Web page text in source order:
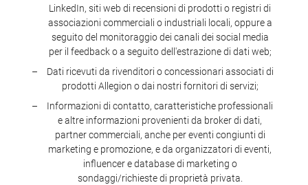
LinkedIn, siti web di recensioni di prodotti o registri di
associazioni commerciali o industriali locali, oppure a
seguito del monitoraggio dei canali dei social media
per il feedback o a seguito dell'estrazione di dati web;
Dati ricevuti da rivenditori o concessionari associati di
prodotti Allegion o dai nostri fornitori di servizi;
Informazioni di contatto, caratteristiche professionali
e altre informazioni provenienti da broker di dati,
partner commerciali, anche per eventi congiunti di
marketing e promozione, e da organizzatori di eventi,
influencer e database di marketing o
sondaggi/richieste di proprietà privata.